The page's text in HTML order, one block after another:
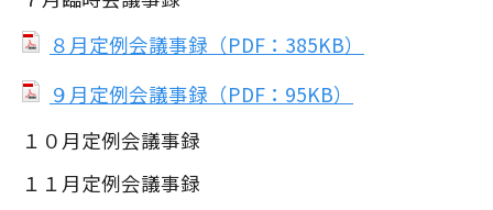
８月定例会議事録（PDF：385KB）
９月定例会議事録（PDF：95KB）
１０月定例会議事録
１１月定例会議事録